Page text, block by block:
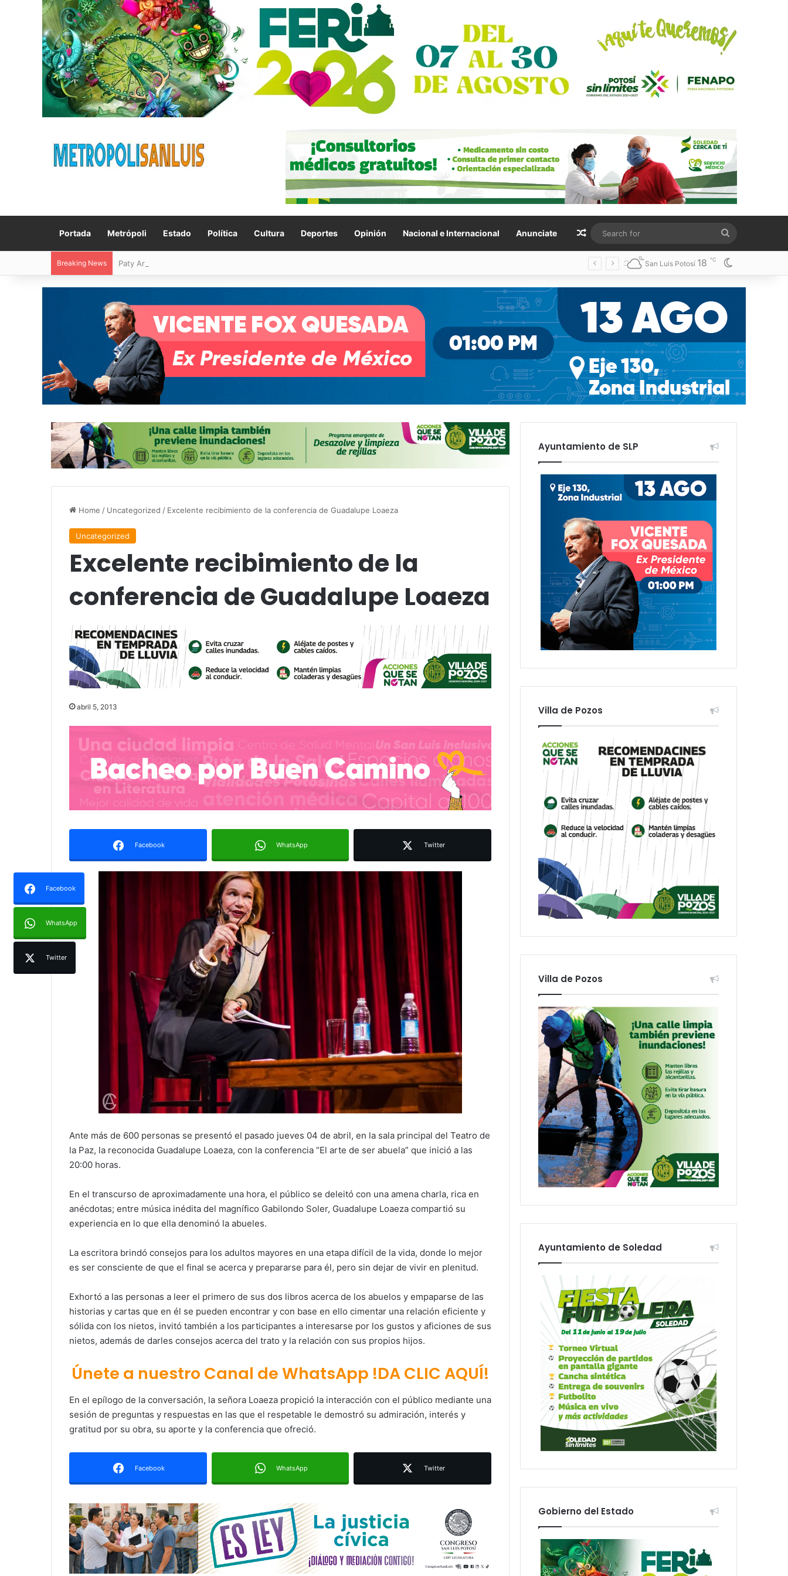
Portada Metrópoli Estado Política Cultura Deportes Opinión Nacional e Internacional Anunciate Random Article
for
Breaking News Paty Aradillas destaca impacto del nuevo desnivel de Circuito Potosí en la movilidad de Villa de Pozos San Luis Potosí 18 ℃
Home / Uncategorized / Excelente recibimiento de la conferencia de Guadalupe Loaeza
Uncategorized
Excelente recibimiento de la
conferencia de Guadalupe Loaeza
abril 5, 2013
Facebook WhatsApp Twitter
Facebook
WhatsApp
Twitter
Ante más de 600 personas se presentó el pasado jueves 04 de abril, en la sala principal del Teatro de
la Paz, la reconocida Guadalupe Loaeza, con la conferencia “El arte de ser abuela” que inició a las
20:00 horas.
En el transcurso de aproximadamente una hora, el público se deleitó con una amena charla, rica en
anécdotas; entre música inédita del magnífico Gabilondo Soler, Guadalupe Loaeza compartió su
experiencia en lo que ella denominó la abueles.
La escritora brindó consejos para los adultos mayores en una etapa difícil de la vida, donde lo mejor
es ser consciente de que el final se acerca y prepararse para él, pero sin dejar de vivir en plenitud.
Exhortó a las personas a leer el primero de sus dos libros acerca de los abuelos y empaparse de las
historias y cartas que en él se pueden encontrar y con base en ello cimentar una relación eficiente y
sólida con los nietos, invitó también a los participantes a interesarse por los gustos y aficiones de sus
nietos, además de darles consejos acerca del trato y la relación con sus propios hijos.
Únete a nuestro Canal de WhatsApp !DA CLIC AQUÍ!
En el epílogo de la conversación, la señora Loaeza propició la interacción con el público mediante una
sesión de preguntas y respuestas en las que el respetable le demostró su admiración, interés y
gratitud por su obra, su aporte y la conferencia que ofreció.
Facebook WhatsApp Twitter
Ruth González destaca impacto del
movilidad estatal
destaca coordinación con
Gobierno del Estado
Luis Mejía inicia diagnóstico en
llegada tras renunciar al PRI
Carlos Arreola pide a morenistas no
adelantarse y denuncia guerra de
bots rumbo a 2027
Ayuntamiento de SLP
Villa de Pozos
Villa de Pozos
Ayuntamiento de Soledad
Gobierno del Estado